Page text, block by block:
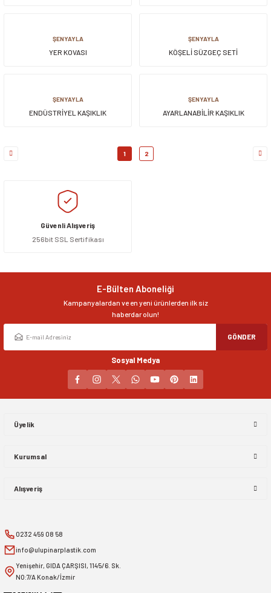
ŞENYAYLA
YER KOVASI
ŞENYAYLA
KÖŞELİ SÜZGEÇ SETİ
ŞENYAYLA
ENDÜSTRİYEL KAŞIKLIK
ŞENYAYLA
AYARLANABİLİR KAŞIKLIK
1 2
Güvenli Alışveriş
256bit SSL Sertifikası
E-Bülten Aboneliği
Kampanyalardan ve en yeni ürünlerden ilk siz
haberdar olun!
GÖNDER
Sosyal Medya
0232 459 08 58
info@ulupinarplastik.com
Yenişehir, GIDA ÇARŞISI, 1145/6. Sk.
NO:7/A Konak/İzmir
Üyelik
Kurumsal
Alışveriş